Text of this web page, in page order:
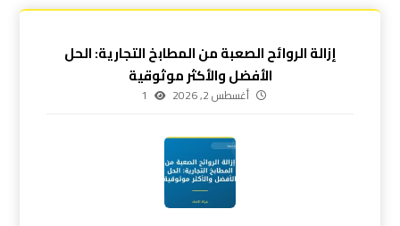
إزالة الروائح الصعبة من المطابخ التجارية: الحل
الأفضل والأكثر موثوقية
أغسطس 2, 2026 1